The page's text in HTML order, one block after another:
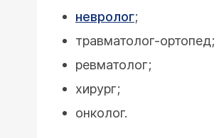
невролог;
травматолог-ортопед;
ревматолог;
хирург;
онколог.